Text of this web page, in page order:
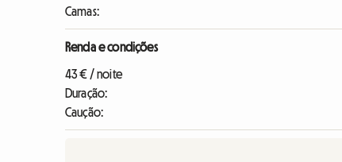
Camas:
Renda e condições
43 € / noite
Duração:
Caução: